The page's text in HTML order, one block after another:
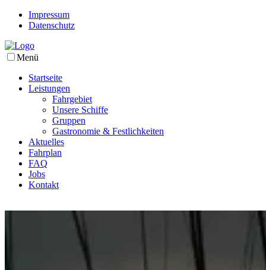
Impressum
Datenschutz
Menü
Startseite
Leistungen
Fahrgebiet
Unsere Schiffe
Gruppen
Gastronomie & Festlichkeiten
Aktuelles
Fahrplan
FAQ
Jobs
Kontakt